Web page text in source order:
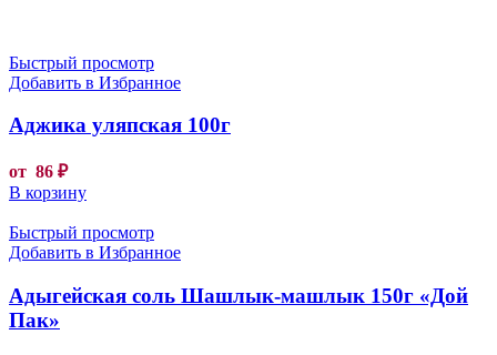
Быстрый просмотр
Добавить в Избранное
Аджика уляпская 100г
от 86 ₽
В корзину
Быстрый просмотр
Добавить в Избранное
Адыгейская соль Шашлык-машлык 150г «Дой
Пак»